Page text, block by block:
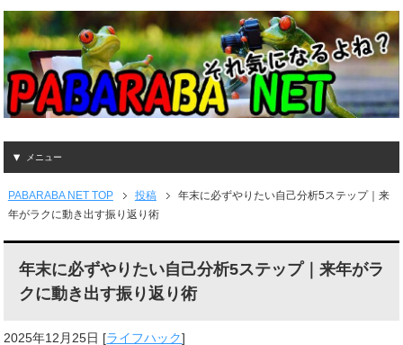
メニュー
PABARABA NET TOP 投稿
年末に必ずやりたい自己分析5ステップ｜来
年がラクに動き出す振り返り術
年末に必ずやりたい自己分析5ステップ｜来年がラ
クに動き出す振り返り術
2025年12月25日 [ライフハック]